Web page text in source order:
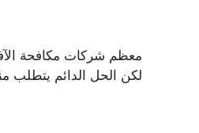
معظم شركات مكافحة
لكن الحل الدائم يتطلب